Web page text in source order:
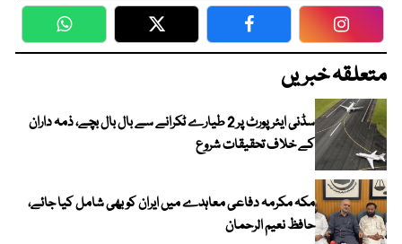
WhatsApp Twitter Facebook
متعلقہ خبریں
سڈنی ایئرپورٹ پر 2 طیارے ٹکرانے سے بال بال بچے، ذمہ داران
کے خلاف تحقیقات شروع
مکہ مکرمہ دفاعی معاہدے میں ایران کو بھی شامل کیا جائے،
حافظ نعیم الرحمان